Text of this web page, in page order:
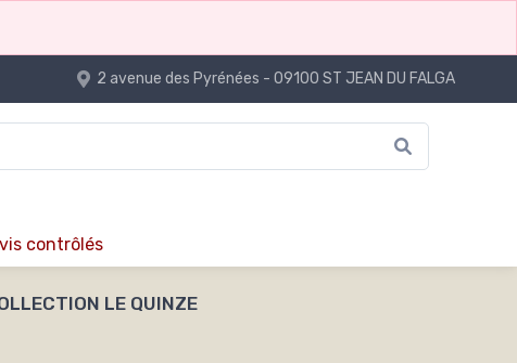
2 avenue des Pyrénées - 09100 ST JEAN DU FALGA
contrôlés
LE QUINZE